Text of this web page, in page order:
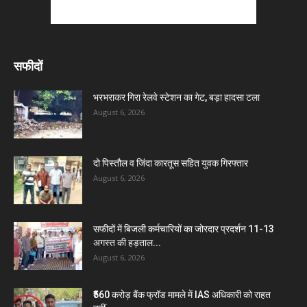
सफीदों
भरभराकर गिरा रेलवे स्टेशन का गेट, बड़ा हादसा टला
August 6, 2026
दो पिस्तौल व जिंदा कारतूस सहित युवक गिरफ्तार
August 6, 2026
सफीदों में बिजली कर्मचारियों का जोरदार प्रदर्शन 11-13
अगस्त की हड़ताल...
August 6, 2026
₹560 करोड़ बैंक फ्रॉड मामले में IAS अधिकारी को राहत